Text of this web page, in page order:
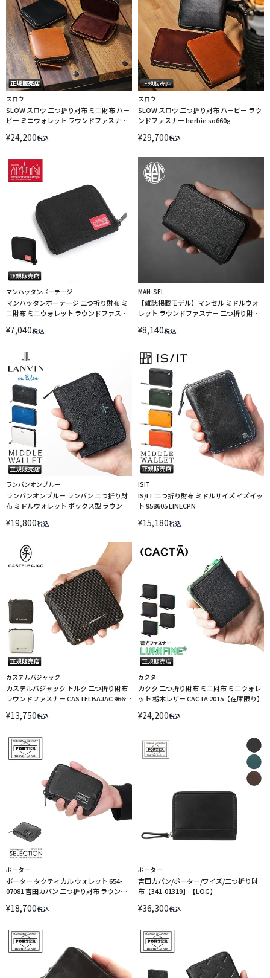
スロウ
SLOW スロウ 二つ折り財布 ミニ財布 ハー
ビー ミニウォレット ラウンドファスナー
¥24,200税込
スロウ
SLOW スロウ 二つ折り財布 ハービー ラウ
ンドファスナー herbie so660g
¥29,700税込
マンハッタンポーテージ
マンハッタンポーテージ 二つ折り財布 ミ
ニ財布 ミニウォレット ラウンドファスナ
¥7,040税込
MAN-SEL
【雑誌掲載モデル】マンセル ミドルウォ
レット ラウンドファスナー 二つ折り財布
¥8,140税込
ランバンオンブルー
ランバンオンブルー ランバン 二つ折り財
布 ミドルウォレット ボックス型 ラウンド
533604 LINECPN
¥19,800税込
ISIT
IS/IT 二つ折り財布 ミドルサイズ イズイッ
ト 958605 LINECPN
¥15,180税込
カステルバジャック
カステルバジャック トルク 二つ折り財布
ラウンドファスナー CASTELBAJAC 96634
¥13,750税込
カクタ
カクタ 二つ折り財布 ミニ財布 ミニウォレ
ット 栃木レザー CACTA 2015【在庫限り】
¥24,200税込
ポーター
ポーター タクティカル ウォレット 654-
07081 吉田カバン 二つ折り財布 ラウンド
¥18,700税込
ポーター
吉田カバン/ポーター/ワイズ/二つ折り財
布【341-01319】【LOG】
¥36,300税込